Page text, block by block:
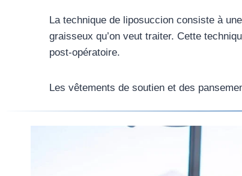
La technique de liposuccion consiste à
graisseux qu’on veut traiter. Cette
post-opératoire.
Les vêtements de soutien et des